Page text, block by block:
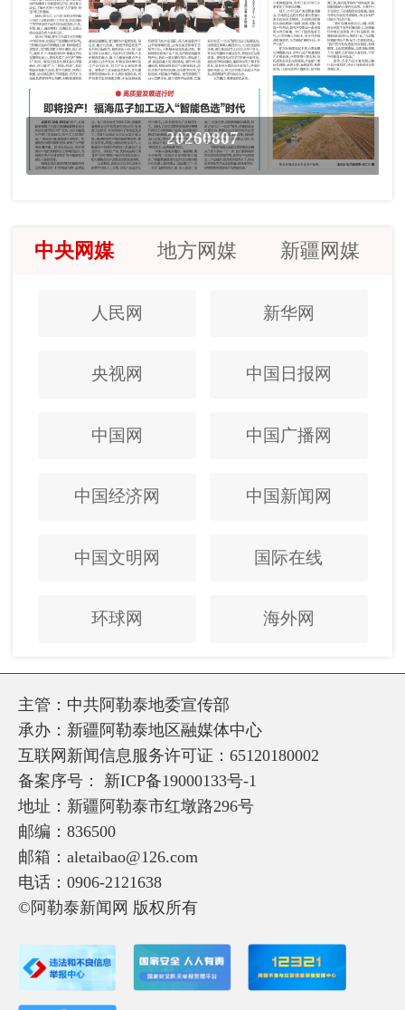
20260807
中央网媒 地方网媒 新疆网媒
人民网 新华网
央视网 中国日报网
中国网 中国广播网
中国经济网 中国新闻网
中国文明网 国际在线
环球网 海外网
主管：中共阿勒泰地委宣传部
承办：新疆阿勒泰地区融媒体中心
互联网新闻信息服务许可证：65120180002
备案序号： 新ICP备19000133号-1
地址：新疆阿勒泰市红墩路296号
邮编：836500
邮箱：aletaibao@126.com
电话：0906-2121638
©阿勒泰新闻网 版权所有